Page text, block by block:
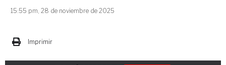
15:55 pm, 28 de noviembre de 2025
Imprimir